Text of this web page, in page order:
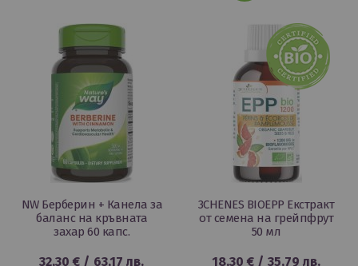
ЛЮБИМИ
ЛЮБИМИ
NW Берберин + Канела за
баланс на кръвната
захар 60 капс.
32,30 € / 63,17 лв.
3CHENES BIOEPP Екстракт
от семена на грейпфрут
50 мл
18,30 € / 35,79 лв.